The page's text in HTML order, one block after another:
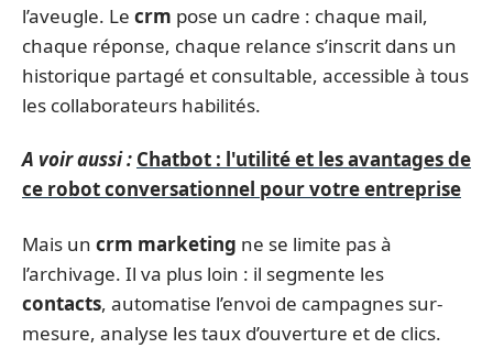
l’aveugle. Le crm pose un cadre : chaque mail,
chaque réponse, chaque relance s’inscrit dans un
historique partagé et consultable, accessible à tous
les collaborateurs habilités.
A voir aussi : Chatbot : l'utilité et les avantages de
ce robot conversationnel pour votre entreprise
Mais un crm marketing ne se limite pas à
l’archivage. Il va plus loin : il segmente les
contacts, automatise l’envoi de campagnes sur-
mesure, analyse les taux d’ouverture et de clics.